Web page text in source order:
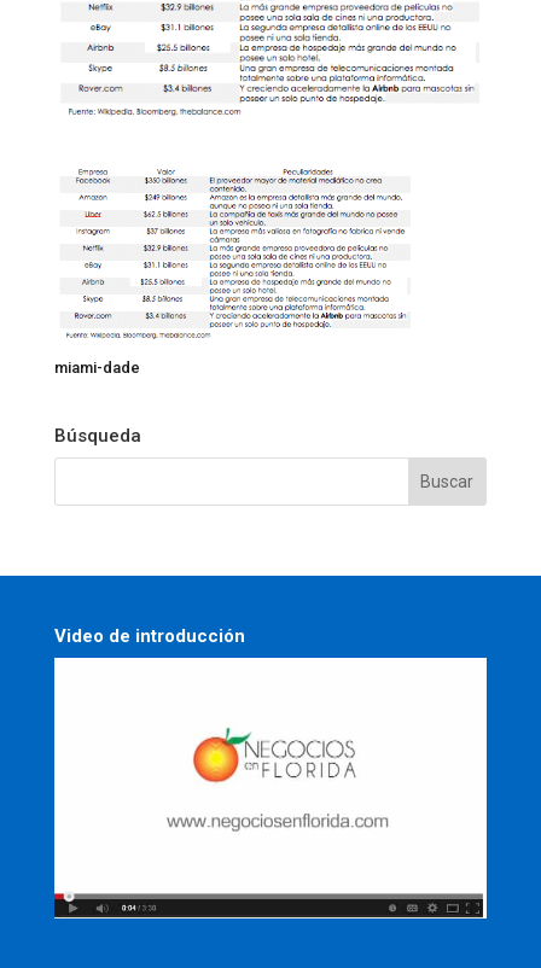
miami-dade
Búsqueda
Video de introducción